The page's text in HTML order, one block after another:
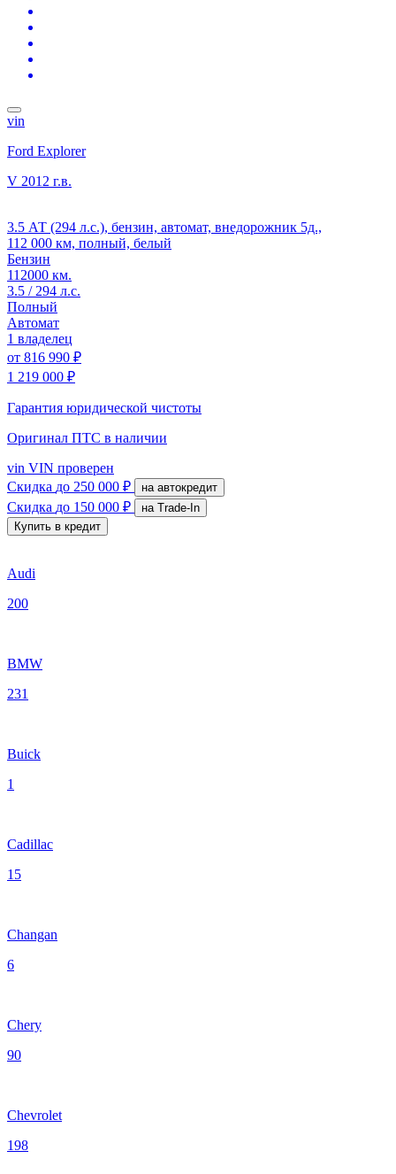
vin
Ford Explorer
V 2012 г.в.
3.5 АТ (294 л.с.), бензин, автомат, внедорожник 5д.,
112 000 км, полный, белый
Бензин
112000 км.
3.5 / 294 л.с.
Полный
Автомат
1 владелец
от 816 990 ₽
1 219 000 ₽
Гарантия юридической чистоты
Оригинал ПТС в наличии
vin VIN проверен
Скидка до 250 000 ₽ на автокредит
Скидка до 150 000 ₽
на Trade-In
Купить в кредит
Audi
200
BMW
231
Buick
1
Cadillac
15
Changan
6
Chery
90
Chevrolet
198